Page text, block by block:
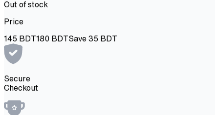
Out of stock
Price
145 BDT180 BDTSave 35 BDT
Secure
Checkout